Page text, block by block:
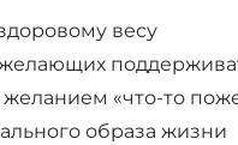
весу
желанием «что-то
образа жизни